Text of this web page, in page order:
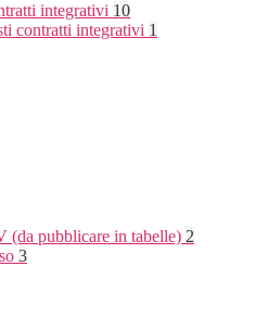
integrativi 10
contratti integrativi 1
(da pubblicare in tabelle) 2
3